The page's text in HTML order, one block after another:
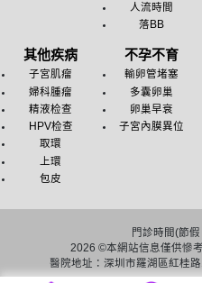
人流時間
落BB
其他疾病
子宮肌瘤
婦科腫瘤
精液检查
HPV检查
取環
上環
包皮
不孕不育
輸卵管堵塞
多囊卵巢
卵巢早衰
子宮內膜異位
2026 ©
門診時間(節
本網站信息僅供慘
醫院地址：深圳市羅湖區紅桂